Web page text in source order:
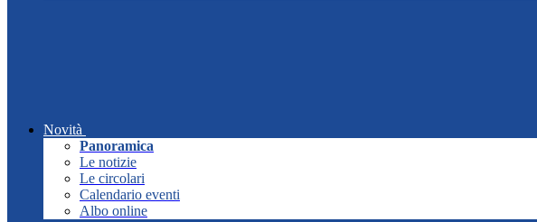
Novità
Panoramica
Le notizie
Le circolari
Calendario eventi
Albo online